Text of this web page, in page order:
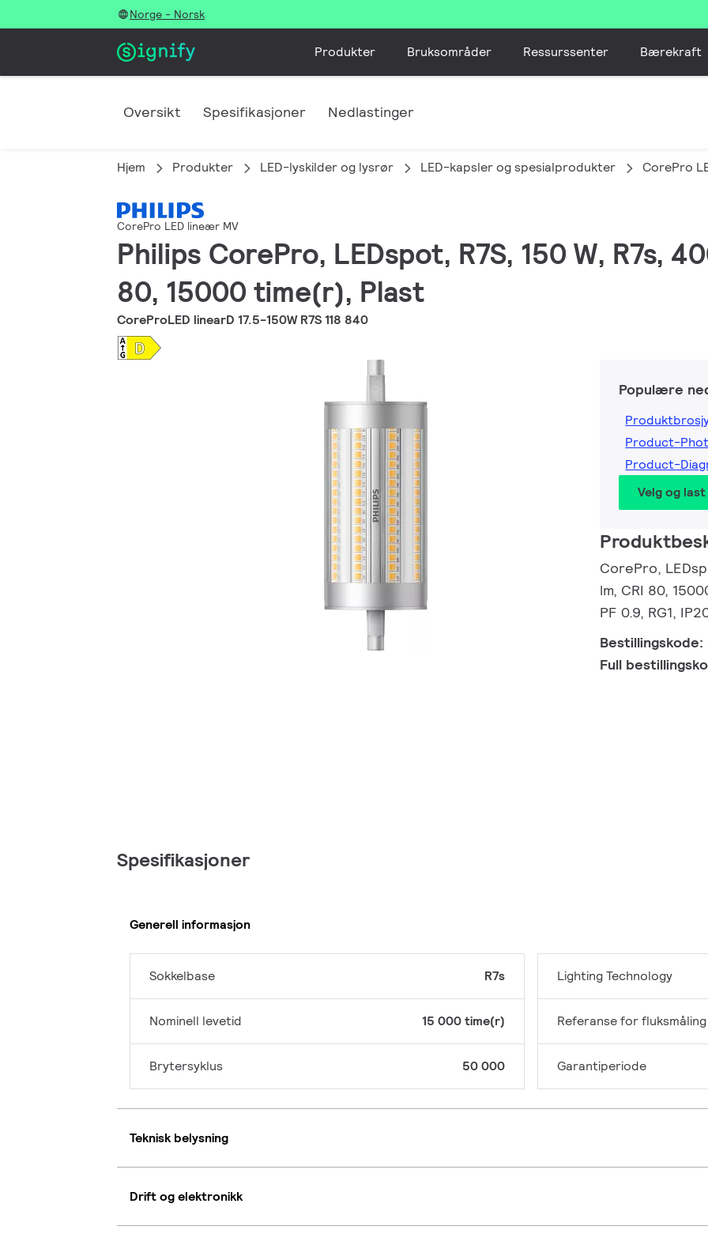
Norge - Norsk
Produkter Bruksområder Ressurssenter Bærekraft
Oversikt Spesifikasjoner Nedlastinger
Hjem Produkter LED-lyskilder og lysrør LED-kapsler og spesialprodukter CorePro
CorePro LED lineær MV
Philips CorePro, LEDspot, R7S, 150 W, R7s,
80, 15000 time(r), Plast
CoreProLED linearD 17.5-150W R7S 118 840
Populære
Product-
Product-
Velg og
CorePro,
lm, CRI 80,
PF 0.9, RG1,
Bestillingskode:
Full
Spesifikasjoner
Generell informasjon
Sokkelbase R7s
Nominell levetid 15 000 time(r)
Brytersyklus 50 000
Lighting Technology
Referanse for fluksmåling
Garantiperiode
Teknisk belysning
Drift og elektronikk